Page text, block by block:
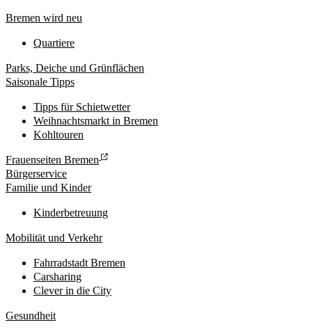
Bremen wird neu
Quartiere
Parks, Deiche und Grünflächen
Saisonale Tipps
Tipps für Schietwetter
Weihnachtsmarkt in Bremen
Kohltouren
Frauenseiten Bremen
Bürgerservice
Familie und Kinder
Kinderbetreuung
Mobilität und Verkehr
Fahrradstadt Bremen
Carsharing
Clever in die City
Gesundheit